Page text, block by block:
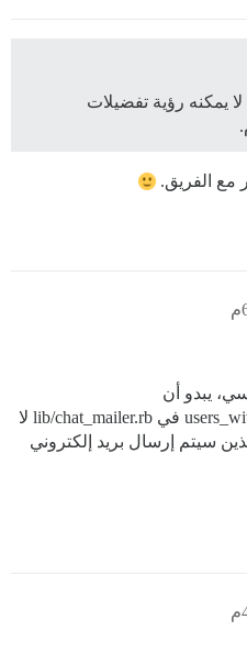
يمكنه رؤية تفضيلات
مع الفريق.
يبدو أن
users_with_unprocessed_unread_mentions في lib/chat_mailer.rb لا
سيتم إرسال بريد إلكتروني